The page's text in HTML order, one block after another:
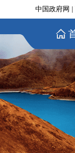
中国政府网